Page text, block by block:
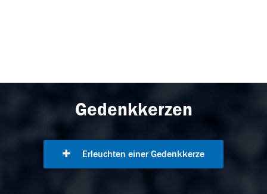
Gedenkkerzen
Erleuchten einer Gedenkkerze